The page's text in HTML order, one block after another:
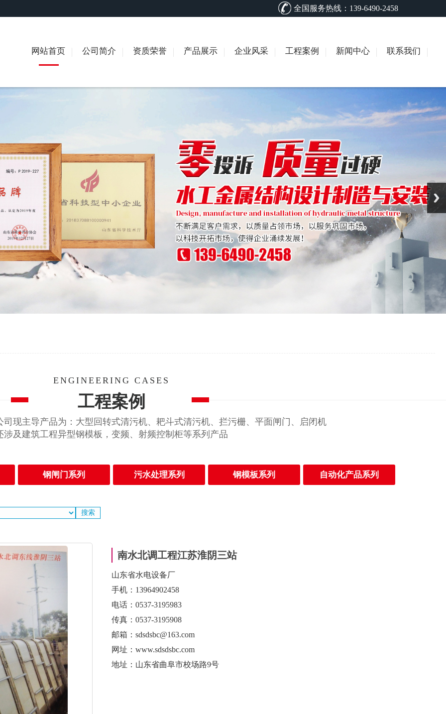
全国服务热线：139-6490-2458
网站首页 公司简介 资质荣誉 产品展示 企业风采 工程案例 新闻中心 联系我们
ENGINEERING CASES
工程案例
现主导产品为：大型回转式清污机、耙斗式清污机、拦污栅、平面闸门、启闭机
涉及建筑工程异型钢模板，变频、射频控制柜等系列产品
钢闸门系列 污水处理系列 钢模板系列 自动化产品系列
南水北调工程江苏淮阴三站
山东省水电设备厂
手机：13964902458
电话：0537-3195983
传真：0537-3195908
邮箱：sdsdsbc@163.com
网址：www.sdsdsbc.com
地址：山东省曲阜市校场路9号